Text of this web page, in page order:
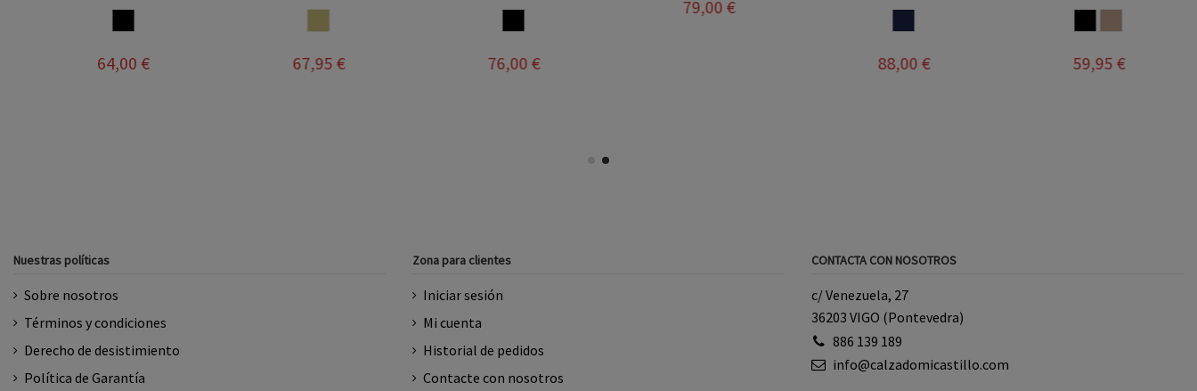
64,00 € 67,95 € 76,00 €
79,00 €
88,00 € 59,95 €
Nuestras políticas
Sobre nosotros
Términos y condiciones
Derecho de desistimiento
Política de Garantía
Zona para clientes
Iniciar sesión
Mi cuenta
Historial de pedidos
Contacte con nosotros
CONTACTA CON NOSOTROS
c/ Venezuela, 27
36203 VIGO (Pontevedra)
886 139 189
info@calzadomicastillo.com